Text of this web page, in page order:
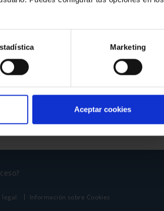
Marketing
Aceptar cookies
legal Información sobre Cookies